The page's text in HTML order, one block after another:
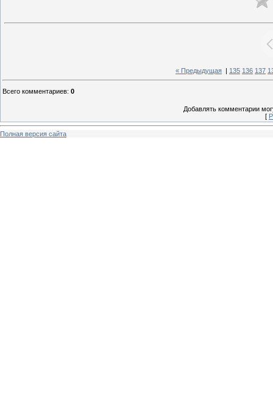
« Предыдущая 135 136 137
Всего комментариев: 0
Добавлять комментарии
[
Полная версия сайта